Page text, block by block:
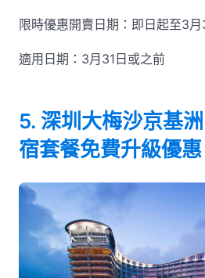
限時優惠開賣日期：即日起至3月
適用日期：3月31日或之前
5. 深圳大梅沙京基
宿套餐免費升級優惠